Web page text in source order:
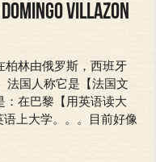
Villazon
柏林由俄罗斯，西班牙
法国人称它是【法国文
：在巴黎【用英语读大
上大学。。。目前好像